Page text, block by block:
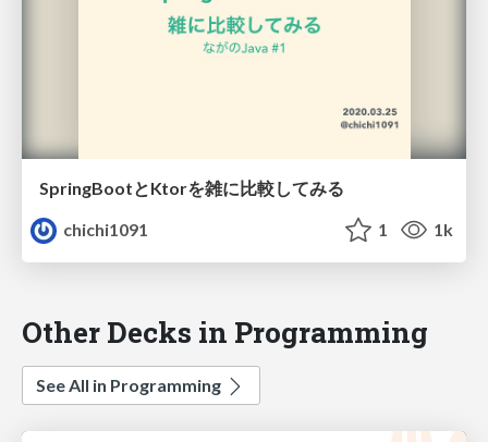
SpringBootとKtorを雑に比較してみる
chichi1091
1 1k
Other Decks in Programming
See All in Programming